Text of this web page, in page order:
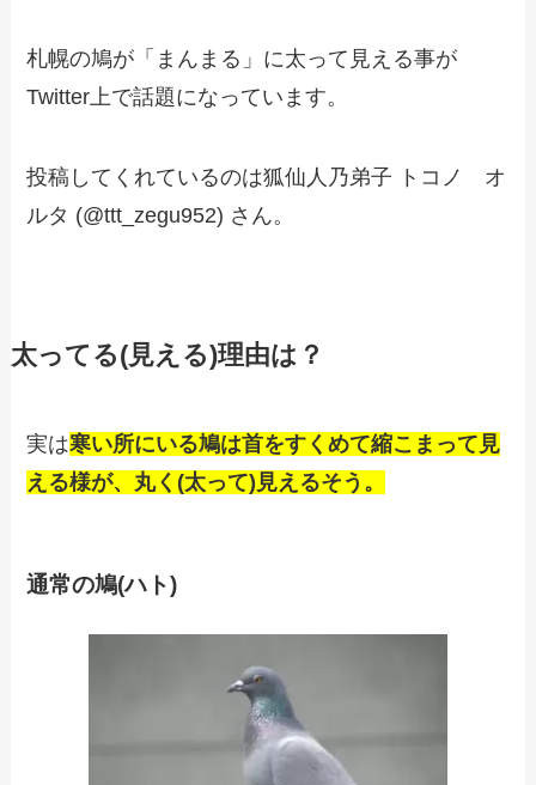
札幌の鳩が「まんまる」に太って見える事が
Twitter上で話題になっています。
投稿してくれているのは狐仙人乃弟子 トコノ オ
ルタ (@ttt_zegu952) さん。
太ってる(見える)理由は？
実は寒い所にいる鳩は首をすくめて縮こまって見
える様が、丸く(太って)見えるそう。
通常の鳩(ハト)